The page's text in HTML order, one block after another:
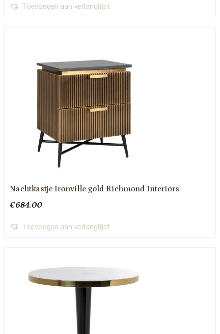
Toevoegen aan verlanglijst
Nachtkastje Ironville gold Richmond Interiors
€684.00
Toevoegen aan verlanglijst